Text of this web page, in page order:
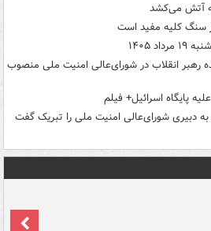
آتش می‌کشد
سنگ کلیه مفید است
۱۴۰۵
رهبر انقلاب در شورای‌عالی امنیت ملی منصوب
پایگاه اسرائیل+ فیلم
دبیری شورای‌عالی امنیت ملی را تبریک گفت